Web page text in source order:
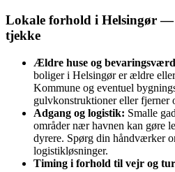
Lokale forhold i Helsingør
tjekke
Ældre huse og
boliger i Helsingør er ældre
Kommune og eventuel
gulvkonstruktioner eller fjerner
Adgang og logistik: Smalle
områder nær havnen kan gøre
dyrere. Spørg din håndværker
logistikløsninger.
Timing i forhold til vejr og